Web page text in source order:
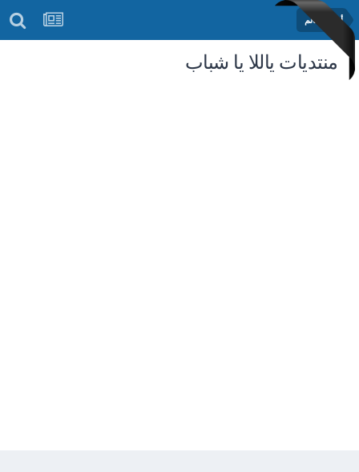
أخبار العالم
منتديات ياللا يا شباب